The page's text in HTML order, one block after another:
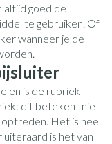
altijd goed de
te gebruiken. Of
wanneer je de
is de rubriek
dit betekent niet
Het is heel
uiteraard is het van